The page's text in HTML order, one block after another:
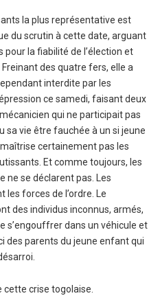
la plus représentative est
du scrutin à cette date, arguant
pour la fiabilité de l’élection et
des quatre fers, elle a
interdite par les
ce samedi, faisant deux
qui ne participait pas
vie être fauchée à un si jeune
certainement pas les
Et comme toujours, les
ne se déclarent pas. Les
forces de l’ordre. Le
des individus inconnus, armés,
s’engouffrer dans un véhicule et
des parents du jeune enfant qui
crise togolaise.